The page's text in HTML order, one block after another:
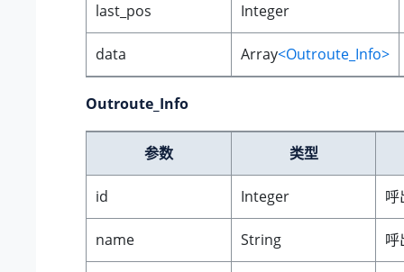
last_pos Integer
data Array<Outroute_Info>
Outroute_Info
参数 类型
id Integer 呼
name String 呼